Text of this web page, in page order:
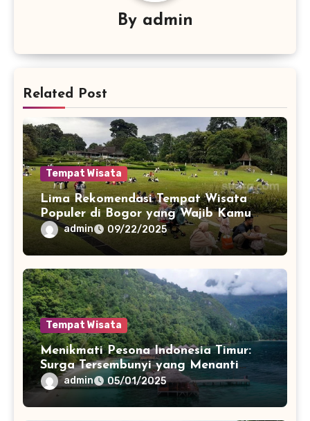
By admin
Related Post
Tempat Wisata
Lima Rekomendasi Tempat Wisata
Populer di Bogor yang Wajib Kamu
Kunjungi
admin 09/22/2025
Tempat Wisata
Menikmati Pesona Indonesia Timur:
Surga Tersembunyi yang Menanti
Dijelajahi
admin 05/01/2025